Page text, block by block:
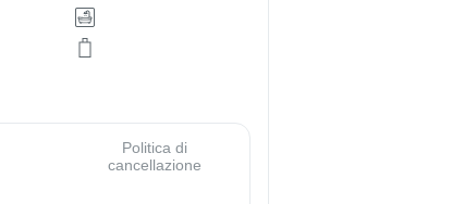
Politica di
cancellazione